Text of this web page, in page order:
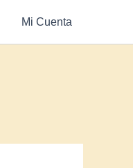
Mi Cuenta